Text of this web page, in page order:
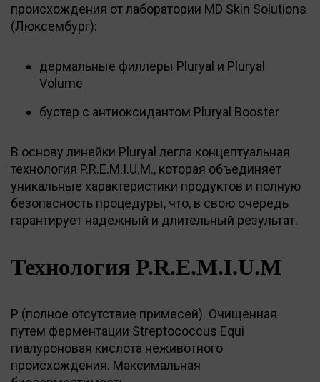
происхождения от лаборатории MD Skin Solutions
(Люксембург):
дермальные филлеры Pluryal и Pluryal
Volume
бустер с антиоксидантом Pluryal Booster
В основу линейки Pluryal легла концептуальная
технология P.R.Е.М.I.U.М., которая объединяет
уникальные характеристики продуктов и полную
безопасность процедуры, что, в свою очередь
гарантирует надежный и длительный результат.
Технология P.R.E.M.I.U.M
P (полное отсутствие примесей). Очищенная
путем ферментации Streptococcus Equi
гиалуроновая кислота неживотного
происхождения. Максимальная